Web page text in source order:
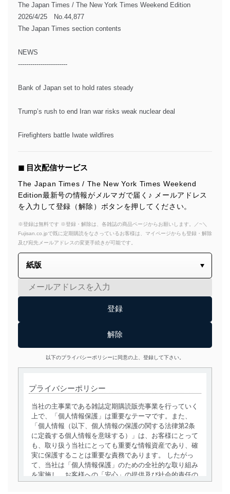
The Japan Times / The New York Times Weekend Edition
2026/4/25 No.44,877
The Japan Times section contents
NEWS
------------------------
Bank of Japan set to hold rates steady
Trump’s rush to end Iran war risks weak nuclear deal
Firefighters battle Iwate wildfires
◼︎ 目次配信サービス
The Japan Times / The New York Times Weekend
Edition最新号の情報がメルマガで届く♪ メールアドレス
を入力して登録（解除）ボタンを押してください。
※登録は無料です ※登録・解除は、各雑誌の商品ページからお願いします。／~＼
Fujisan.co.jpで既に定期購読をなさっているお客様は、マイページからも登録・解除
及び宛先メールアドレスの変更手続きが可能です。
以下のプライバシーポリシーに同意の上、登録して下さい。
プライバシーポリシー
当社の主事業である雑誌定期購読販売事業を行っていく
上で、「個人情報保護」は重要なテーマです。また、
「個人情報（以下、個人情報の保護の関する法律第2条
に定義する個人情報を意味する）」は、お客様にとって
も、取り扱う当社にとっても重要な情報資産であり、確
実に保護することは重要な責務であります。 したがっ
て、当社は「個人情報保護」のための全社的な取り組み
を実施し、お客様への「安心」の提供及び社会的責任の